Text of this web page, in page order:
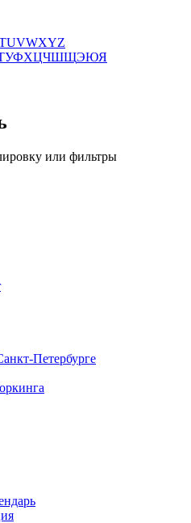
UVWXYZ
УФХЦЧШЩЭЮЯ
или фильтры
Петербурге